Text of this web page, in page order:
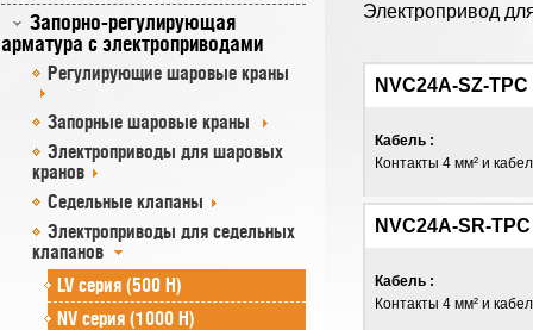
Запорно-регулирующая
арматура с электроприводами
Регулирующие шаровые краны
Запорные шаровые краны
Электроприводы для шаровых
кранов
Седельные клапаны
Электроприводы для седельных
клапанов
LV серия (500 Н)
NV серия (1000 Н)
Электропривод
NVC24A-SZ-TPC
Кабель :
Контакты 4 мм² и
NVC24A-SR-TPC
Кабель :
Контакты 4 мм² и